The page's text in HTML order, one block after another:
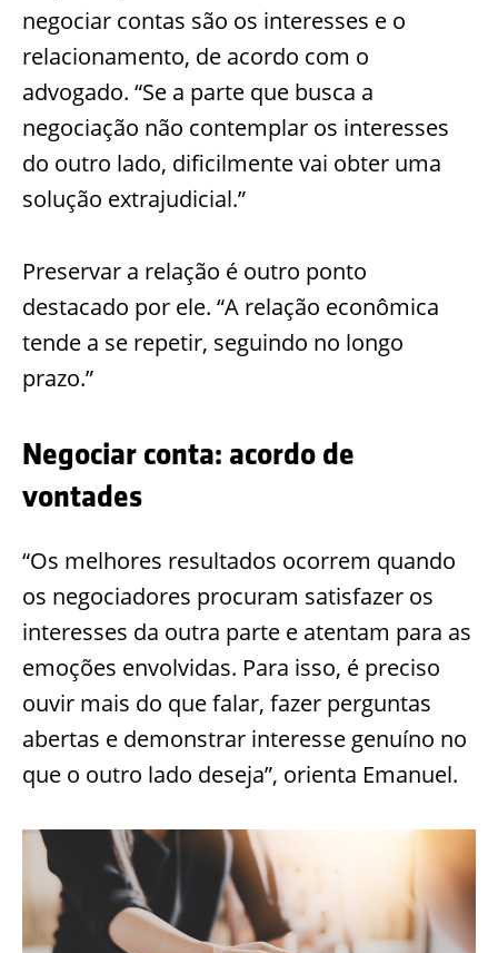
negociar contas são os interesses e o
relacionamento, de acordo com o
advogado. “Se a parte que busca a
negociação não contemplar os interesses
do outro lado, dificilmente vai obter uma
solução extrajudicial.”
Preservar a relação é outro ponto
destacado por ele. “A relação econômica
tende a se repetir, seguindo no longo
prazo.”
Negociar conta: acordo de
vontades
“Os melhores resultados ocorrem quando
os negociadores procuram satisfazer os
interesses da outra parte e atentam para as
emoções envolvidas. Para isso, é preciso
ouvir mais do que falar, fazer perguntas
abertas e demonstrar interesse genuíno no
que o outro lado deseja”, orienta Emanuel.